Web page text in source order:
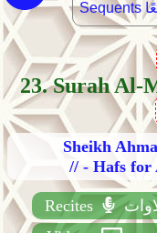
Recites